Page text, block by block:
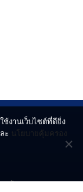
ยกัน
งานเว็บไซต์ที่ดียิ่ง
ะ นโยบายคุ้มครอง